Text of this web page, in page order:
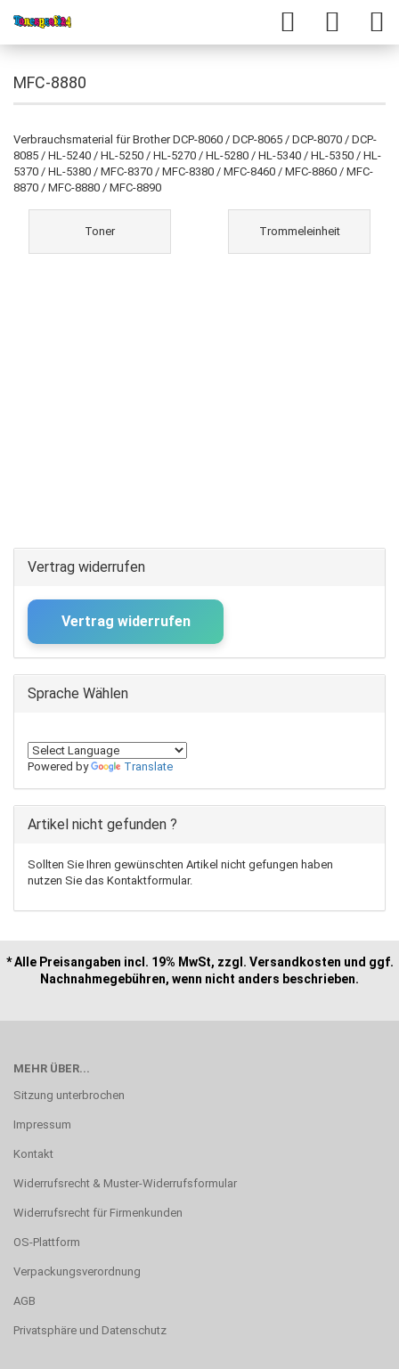
MFC-8880
Verbrauchsmaterial für Brother DCP-8060 / DCP-8065 / DCP-8070 / DCP-
8085 / HL-5240 / HL-5250 / HL-5270 / HL-5280 / HL-5340 / HL-5350 / HL-
5370 / HL-5380 / MFC-8370 / MFC-8380 / MFC-8460 / MFC-8860 / MFC-
8870 / MFC-8880 / MFC-8890
Toner Trommeleinheit
Vertrag widerrufen
Vertrag widerrufen
Sprache Wählen
Powered by Translate
Artikel nicht gefunden ?
Sollten Sie Ihren gewünschten Artikel nicht gefungen haben
nutzen Sie das Kontaktformular.
* Alle Preisangaben incl. 19% MwSt, zzgl. Versandkosten und ggf.
Nachnahmegebühren, wenn nicht anders beschrieben.
MEHR ÜBER...
Sitzung unterbrochen
Impressum
Kontakt
Widerrufsrecht & Muster-Widerrufsformular
Widerrufsrecht für Firmenkunden
OS-Plattform
Verpackungsverordnung
AGB
Privatsphäre und Datenschutz